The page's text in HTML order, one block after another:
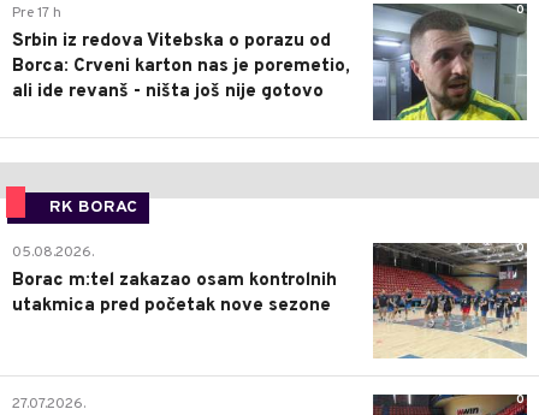
0
Pre 17 h
Srbin iz redova Vitebska o porazu od
Borca: Crveni karton nas je poremetio,
ali ide revanš - ništa još nije gotovo
RK BORAC
0
05.08.2026.
Borac m:tel zakazao osam kontrolnih
utakmica pred početak nove sezone
0
27.07.2026.